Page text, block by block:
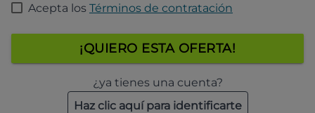
Acepta los Términos de contratación
¡QUIERO ESTA OFERTA!
¿ya tienes una cuenta?
Haz clic aquí para identificarte